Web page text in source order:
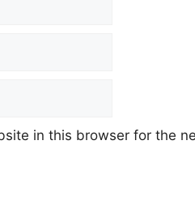
in this browser for the